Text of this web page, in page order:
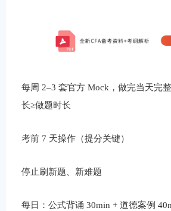
每周 2–3 套官方 Mock，做完当天完
长≥做题时长
考前 7 天操作（提分关键）
停止刷新题、新难题
每日：公式背诵 30min + 道德案例